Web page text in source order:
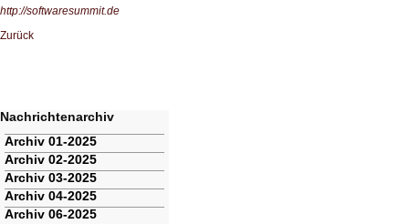
http://softwaresummit.de
Zurück
Nachrichtenarchiv
Navigation
überspringen
Archiv 01-2025
Archiv 02-2025
Archiv 03-2025
Archiv 04-2025
Archiv 06-2025